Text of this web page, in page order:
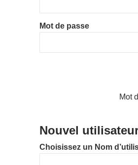
Mot de passe
Mot
Nouvel
Choisissez un Nom